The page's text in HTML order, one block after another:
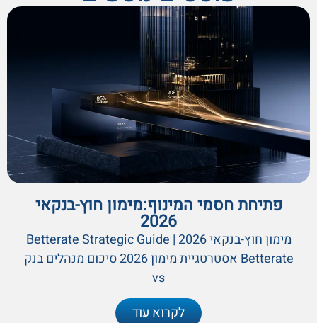
פתיחת חסמי המינוף:מימון חוץ-בנקאי
2026
מימון חוץ-בנקאי 2026 | Betterate Strategic Guide
Betterate אסטרטגיית מימון 2026 סיכום מנהלים בנק
vs
לקרוא עוד